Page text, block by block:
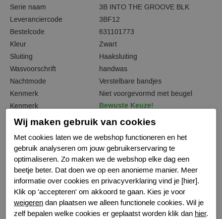
Serie naam
3B INTO THE GROOVE BLK
Leveranciercode
3BF12
Bestelcode
631101773
Kleur
Zwart
Sluiting
Haaksluiting
Wasvoorschrift
handwas
Nachtmode
Verstelbare bandjes
Kenmerk
Niet voorgevormd met beugel
Kenmerk
Bewuste Keuze!
Gerelateerde producten
-50%
Wij maken gebruik van cookies
Met cookies laten we de webshop functioneren en het
gebruik analyseren om jouw gebruikerservaring te
optimaliseren. Zo maken we de webshop elke dag een
beetje beter. Dat doen we op een anonieme manier. Meer
informatie over cookies en privacyverklaring vind je [hier].
Klik op 'accepteren' om akkoord te gaan. Kies je voor
weigeren dan plaatsen we alleen functionele cookies. Wil je
zelf bepalen welke cookies er geplaatst worden klik dan hier.